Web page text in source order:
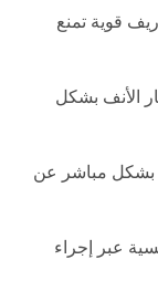
قوية تمنع
الأنف بشكل
بشكل مباشر عن
عبر إجراء